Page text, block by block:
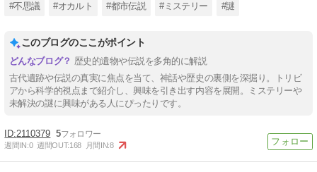
#不思議 #オカルト #都市伝説 #ミステリー #謎
このブログのここがポイント
歴史的遺物や伝説を多角的に解説
古代遺跡や伝説の真実に焦点を当て、神話や歴史の裏側を深掘り。トリビ
アから科学的視点まで紹介し、興味を引き出す内容を展開。ミステリーや
未解決の謎に興味がある人にぴったりです。
2110379 5
週間IN:0 週間OUT:168 月間IN:8